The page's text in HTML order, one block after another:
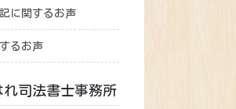
に関するお声
るお声
れ司法書士事務所